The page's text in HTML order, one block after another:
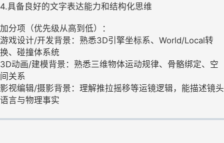
4.具备良好的文字表达能力和结构化思维
加分项（优先级从高到低）：
游戏设计/开发背景：熟悉3D引擎坐标系、World/Local转
换、碰撞体系统
3D动画/建模背景：熟悉三维物体运动规律、骨骼绑定、空
间关系
影视编辑/摄影背景：理解推拉摇移等运镜逻辑，能描述镜头
语言与物理事实